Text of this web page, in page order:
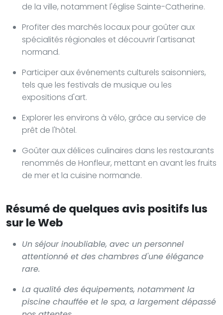
de la ville, notamment l'église Sainte-Catherine.
Profiter des marchés locaux pour goûter aux
spécialités régionales et découvrir l'artisanat
normand.
Participer aux événements culturels saisonniers,
tels que les festivals de musique ou les
expositions d'art.
Explorer les environs à vélo, grâce au service de
prêt de l'hôtel.
Goûter aux délices culinaires dans les restaurants
renommés de Honfleur, mettant en avant les fruits
de mer et la cuisine normande.
Résumé de quelques avis positifs lus
sur le Web
Un séjour inoubliable, avec un personnel
attentionné et des chambres d'une élégance
rare.
La qualité des équipements, notamment la
piscine chauffée et le spa, a largement dépassé